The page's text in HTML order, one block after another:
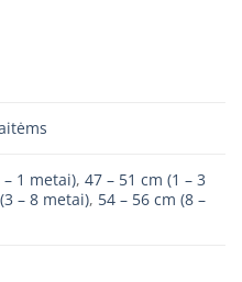
1 metai),47 – 51 cm (1 – 3
– 8 metai), 54 – 56 cm (8 –